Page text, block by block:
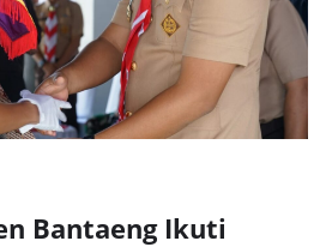
Bantaeng Ikuti